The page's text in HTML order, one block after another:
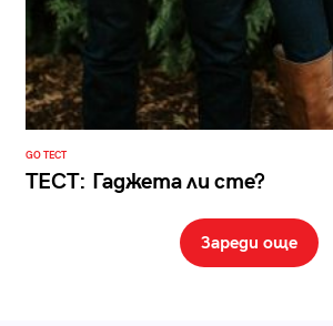
GO ТЕСТ
ТЕСТ: Гаджета ли сте?
Зареди още